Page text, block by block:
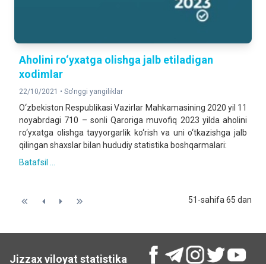
Aholini ro‘yxatga olishga jalb etiladigan
xodimlar
22/10/2021 • So'nggi yangiliklar
O‘zbekiston Respublikasi Vazirlar Mahkamasining 2020 yil 11
noyabrdagi 710 – sonli Qaroriga muvofiq 2023 yilda aholini
ro‘yxatga olishga tayyorgarlik ko‘rish va uni o‘tkazishga jalb
qilingan shaxslar bilan hududiy statistika boshqarmalari:
Batafsil ...
51-sahifa 65 dan
Jizzax viloyat statistika